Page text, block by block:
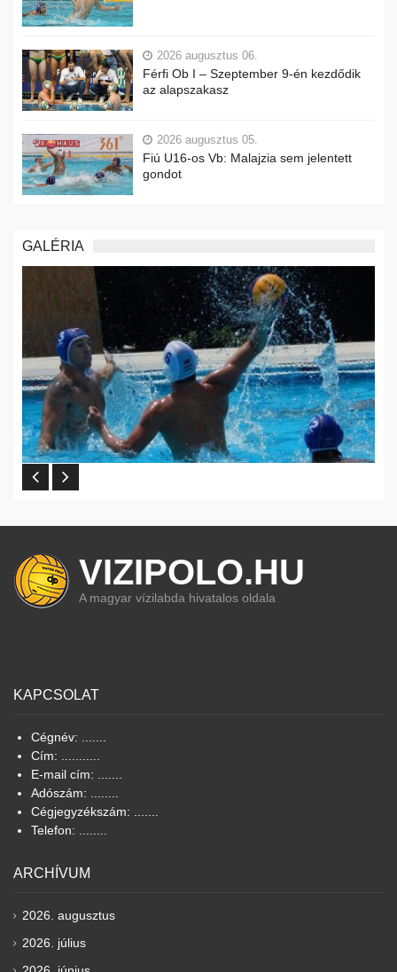
2026 augusztus 06.
Férfi Ob I – Szeptember 9-én kezdődik
az alapszakasz
2026 augusztus 05.
Fiú U16-os Vb: Malajzia sem jelentett
gondot
GALÉRIA
VIZIPOLO.HU
A magyar vízilabda hivatalos oldala
KAPCSOLAT
Cégnév: .......
Cím: ...........
E-mail cím: .......
Adószám: ........
Cégjegyzékszám: .......
Telefon: ........
ARCHÍVUM
2026. augusztus
2026. július